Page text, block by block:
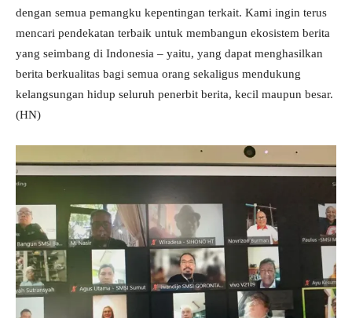
dengan semua pemangku kepentingan terkait. Kami ingin terus
mencari pendekatan terbaik untuk membangun ekosistem berita
yang seimbang di Indonesia – yaitu, yang dapat menghasilkan
berita berkualitas bagi semua orang sekaligus mendukung
kelangsungan hidup seluruh penerbit berita, kecil maupun besar.
(HN)